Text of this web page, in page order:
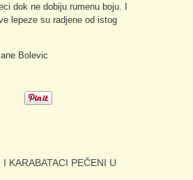
dok ne dobiju rumenu boju. I
lepeze su radjene od istog
Bolevic
I KARABATACI PEČENI U